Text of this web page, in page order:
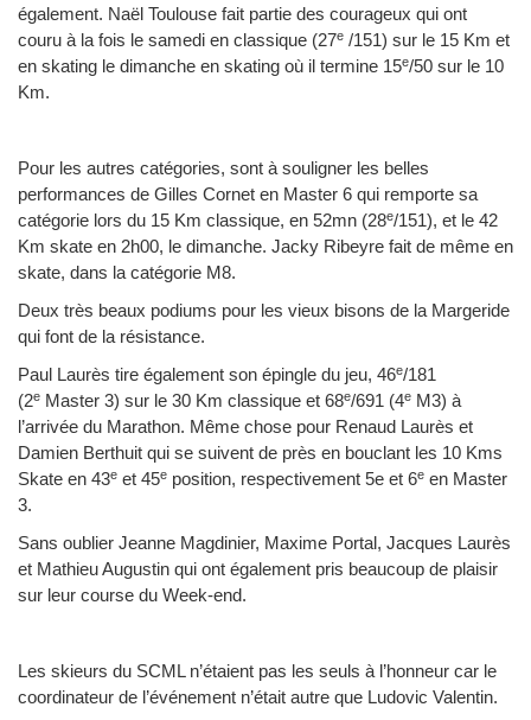
également. Naël Toulouse fait partie des courageux qui ont
couru à la fois le samedi en classique (27e /151) sur le 15 Km et
en skating le dimanche en skating où il termine 15e/50 sur le 10
Km.
Pour les autres catégories, sont à souligner les belles
performances de Gilles Cornet en Master 6 qui remporte sa
catégorie lors du 15 Km classique, en 52mn (28e/151), et le 42
Km skate en 2h00, le dimanche. Jacky Ribeyre fait de même en
skate, dans la catégorie M8.
Deux très beaux podiums pour les vieux bisons de la Margeride
qui font de la résistance.
Paul Laurès tire également son épingle du jeu, 46e/181
(2e Master 3) sur le 30 Km classique et 68e/691 (4e M3) à
l’arrivée du Marathon. Même chose pour Renaud Laurès et
Damien Berthuit qui se suivent de près en bouclant les 10 Kms
Skate en 43e et 45e position, respectivement 5e et 6e en Master
3.
Sans oublier Jeanne Magdinier, Maxime Portal, Jacques Laurès
et Mathieu Augustin qui ont également pris beaucoup de plaisir
sur leur course du Week-end.
Les skieurs du SCML n’étaient pas les seuls à l’honneur car le
coordinateur de l’événement n’était autre que Ludovic Valentin.